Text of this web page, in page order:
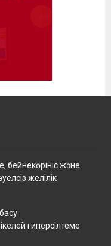
бейнекөрініс және
желілік
гиперсілтеме